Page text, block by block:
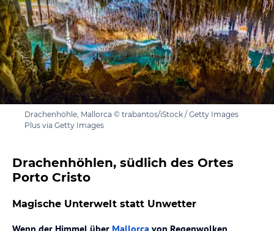
Drachenhöhle, Mallorca © trabantos/iStock / Getty Images
Plus via Getty Images
Drachenhöhlen, südlich des Ortes
Porto Cristo
Magische Unterwelt statt Unwetter
Wenn der Himmel über Mallorca von Regenwolken